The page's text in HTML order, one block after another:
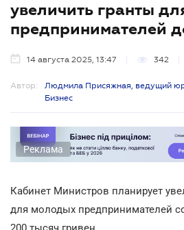
увеличить гранты
предпринимателей
14 августа 2025, 13:47 342
Автор:
Людмила Присяжная, ведущий
Бизнес
Реклама
Кабинет Министров планирует
для молодых предпринимателей